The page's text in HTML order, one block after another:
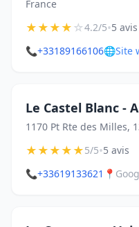
France
★★★★☆4.2/5•5 avis
📞+33189166106🌐Site
Le Castel Blanc -
1170 Pt Rte des Milles,
★★★★★5/5•5 avis
📞+33619133621 📍